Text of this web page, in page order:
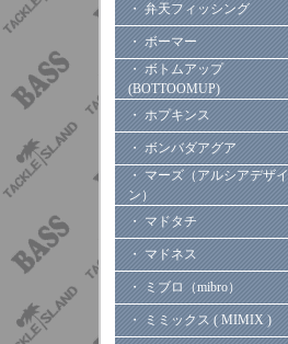
・ 弁天フィッシング
・ ボーマー
・ ボトムアップ
(BOTTOOMUP)
・ ホプキンス
・ ボンバダアグア
・ マーズ（アルシアデザイ
ン）
・ マドタチ
・ マドネス
・ ミブロ（mibro）
・ ミミックス ( MIMIX )